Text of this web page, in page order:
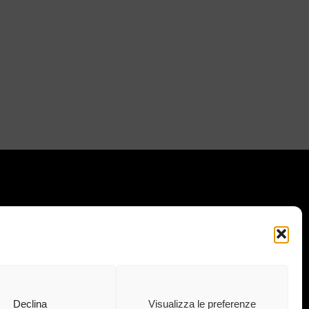
Declina Visualizza le preferenze
IL NOSTRO MONDO: :
· info@ekubergpharma.com